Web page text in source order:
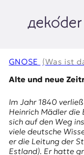
springen
e
k
o
d
e
GNOSE (Was ist
Alte und neue
Im Jahr 1840
Heinrich Mädler die
sich auf den Weg
viele deutsche
er die Leitung der
Estland). Er hatte